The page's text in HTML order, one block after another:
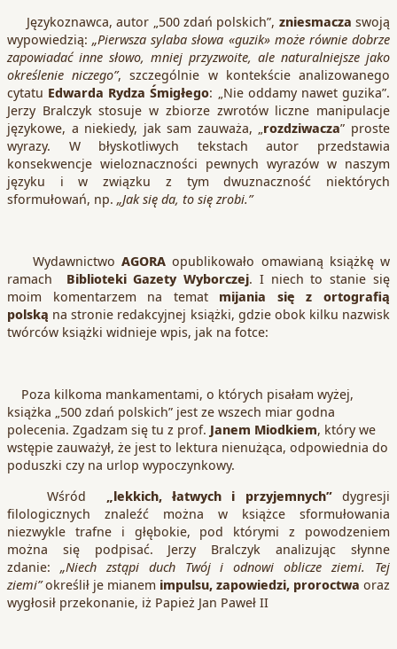
Językoznawca, autor „500 zdań polskich”, zniesmaczaswoją
wypowiedzią:„Pierwsza sylaba słowa «guzik» może równie dobrze
zapowiadać inne słowo, mniej przyzwoite, ale naturalniejsze jako
określenie niczego”, szczególnie w kontekście analizowanego
cytatu Edwarda Rydza Śmigłego: „Nie oddamy nawet guzika”.
Jerzy Bralczyk stosuje w zbiorze zwrotów liczne manipulacje
językowe, a niekiedy, jak sam zauważa, „ rozdziwacza” proste
wyrazy. W błyskotliwych tekstach autor przedstawia
konsekwencje wieloznaczności pewnych wyrazów w naszym
języku i w związku z tym dwuznaczność niektórych
sformułowań, np. „Jak się da, to się zrobi.”
WydawnictwoAGORAopublikowało omawianą książkę w
ramach Biblioteki Gazety Wyborczej. I niech to stanie się
moim komentarzem na temat mijania się z ortografią
polską na stronie redakcyjnej książki, gdzie obok kilku nazwisk
twórców książki widnieje wpis, jak na fotce:
Poza kilkoma mankamentami, o których pisałam wyżej,
książka „500 zdań polskich” jest ze wszech miar godna
polecenia. Zgadzam się tu z prof. Janem Miodkiem, który we
wstępie zauważył, że jest to lektura nienużąca, odpowiednia do
poduszki czy na urlop wypoczynkowy.
Wśród
„lekkich, łatwych i przyjemnych”dygresji
filologicznych znaleźć można w książce sformułowania
niezwykle trafne i głębokie, pod którymi z powodzeniem
można się podpisać. Jerzy Bralczyk analizując słynne
zdanie: „Niech zstąpi duch Twój i odnowi oblicze ziemi. Tej
ziemi”określił je mianem impulsu, zapowiedzi, proroctwa oraz
wygłosił przekonanie, iż Papież Jan Paweł II